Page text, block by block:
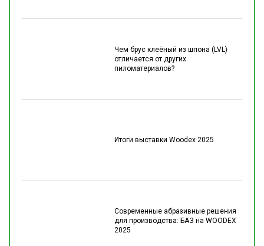
Чем брус клеёный из шпона (LVL)
отличается от других
пиломатериалов?
Итоги выставки Woodex 2025
Современные абразивные решения
для производства: БАЗ на WOODEX
2025